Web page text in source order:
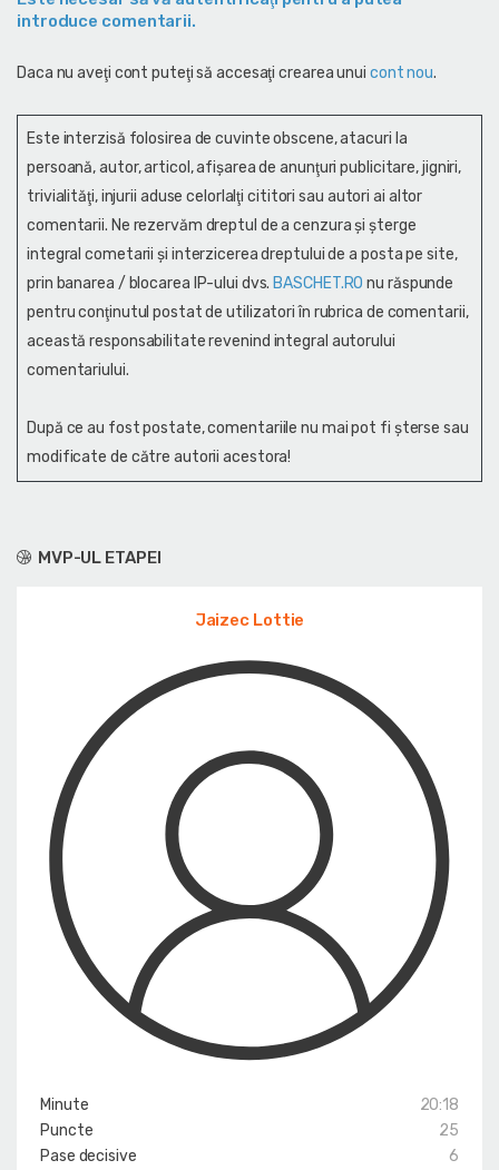
MVP-UL ETAPEI
Jaizec Lottie
Minute
20:18
Puncte
25
Pase decisive
6
introduce comentarii.
Daca nu aveţi cont puteţi să accesaţi crearea unui cont nou.
Este interzisă folosirea de cuvinte obscene, atacuri la
persoană, autor, articol, afişarea de anunţuri publicitare, jigniri,
trivialităţi, injurii aduse celorlalţi cititori sau autori ai altor
comentarii. Ne rezervăm dreptul de a cenzura și şterge
integral cometarii și interzicerea dreptului de a posta pe site,
prin banarea / blocarea IP-ului dvs. BASCHET.RO nu răspunde
pentru conţinutul postat de utilizatori în rubrica de comentarii,
această responsabilitate revenind integral autorului
comentariului.
După ce au fost postate, comentariile nu mai pot fi șterse sau
modificate de către autorii acestora!